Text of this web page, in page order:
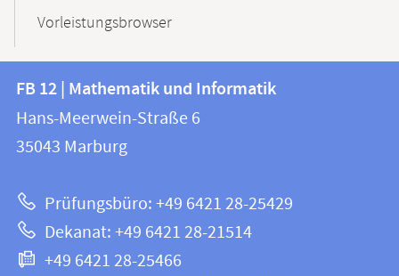
Vorleistungsbrowser
Kontakt
und
Informationen
Website
FB
12
|
und
Informatik
FB 12 | Mathematik und Informatik
Hans-Meerwein-Straße 6
35043 Marburg
Prüfungsbüro: +49 6421 28-25429
Dekanat: +49 6421 28-21514
+49 6421 28-25466